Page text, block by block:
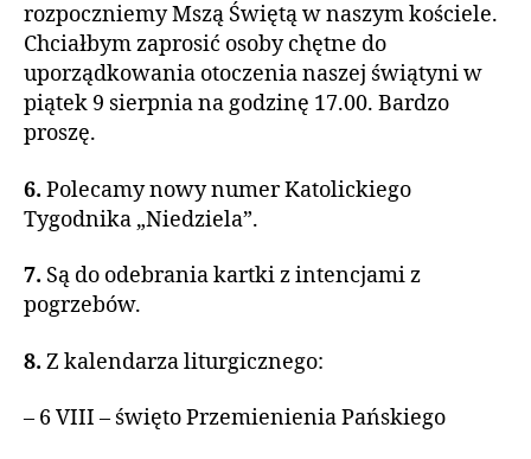
rozpoczniemy Mszą Świętą w naszym kościele.
Chciałbym zaprosić osoby chętne do
uporządkowania otoczenia naszej świątyni w
piątek 9 sierpnia na godzinę 17.00. Bardzo
proszę.
6. Polecamy nowy numer Katolickiego
Tygodnika „Niedziela”.
7. Są do odebrania kartki z intencjami z
pogrzebów.
8. Z kalendarza liturgicznego:
– 6 VIII – święto Przemienienia Pańskiego